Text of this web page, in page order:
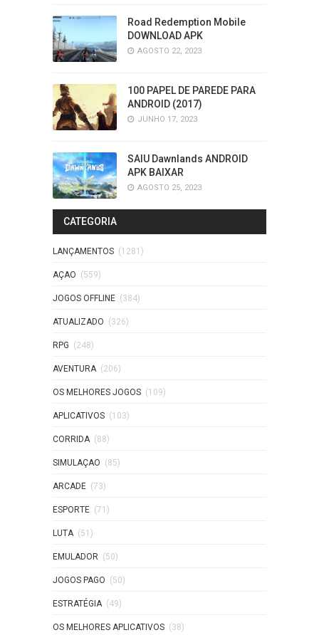
Road Redemption Mobile
DOWNLOAD APK
AGOSTO 22, 2023
100 PAPEL DE PAREDE PARA
ANDROID (2017)
JUNHO 17, 2023
SAIU Dawnlands ANDROID
APK BAIXAR
AGOSTO 25, 2023
CATEGORIA
LANÇAMENTOS (1281)
AÇAO (559)
JOGOS OFFLINE (384)
ATUALIZADO (326)
RPG (248)
AVENTURA (206)
OS MELHORES JOGOS (109)
APLICATIVOS (103)
CORRIDA (88)
SIMULAÇAO (85)
ARCADE (73)
ESPORTE (71)
LUTA (51)
EMULADOR (50)
JOGOS PAGO (50)
ESTRATÉGIA (49)
OS MELHORES APLICATIVOS (38)